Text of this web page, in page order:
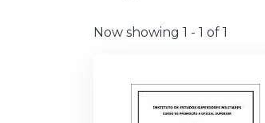
Now showing 1 - 1 of 1